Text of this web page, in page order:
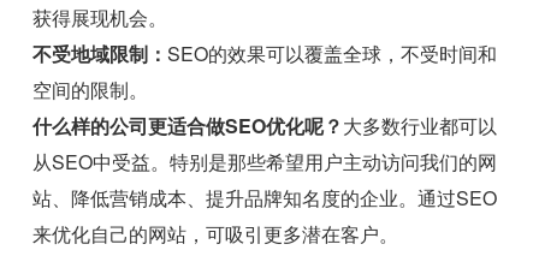
获得展现机会。
不受地域限制：SEO的效果可以覆盖全球，不受时间和
空间的限制。
什么样的公司更适合做SEO优化呢？大多数行业都可以
从SEO中受益。特别是那些希望用户主动访问我们的网
站、降低营销成本、提升品牌知名度的企业。通过SEO
来优化自己的网站，可吸引更多潜在客户。